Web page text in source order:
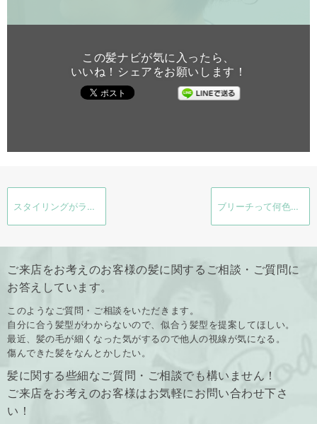
この髪ナビが気に入ったら、
いいね！シェアをお願いします！
スタイリングがラクなメンズのパーマスタイル ブリーチって何色になるの？？ブリーチの疑問
ご来店をお考えのお客様の髪に関するご相談・ご質問に
お答えしています。
このようなご質問・ご相談をいただきます。
自分に合う髪型がわからないので、似合う髪型を提案してほしい。
最近、髪の毛が細くなった気がするので他人の視線が気になる。
傷んできた髪をなんとかしたい。
髪に関する些細なご質問・ご相談でも構いません！
ご来店をお考えのお客様はお気軽にお問い合わせ下さ
い！